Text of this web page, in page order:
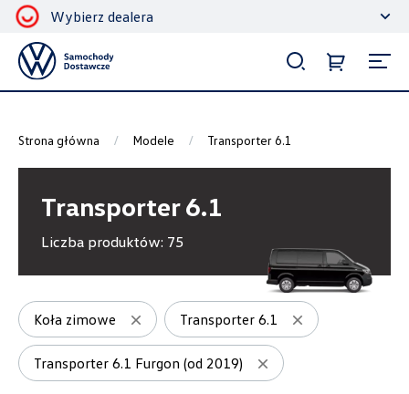
Wybierz dealera
Strona główna Modele Transporter 6.1
Transporter 6.1
Liczba produktów: 75
Koła zimowe Transporter 6.1
Transporter 6.1 Furgon (od 2019)
Filtrowanie i sortowanie
Sortuj
Pokaż na stronie
Kategorie